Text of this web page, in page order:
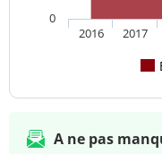
2016 2017
0
A ne pas